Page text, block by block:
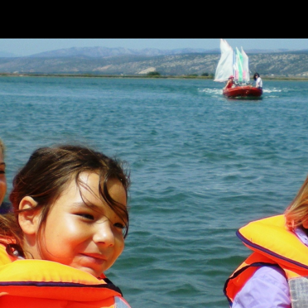
: infos pratiques | CE et partenaires | Espace Blogs |